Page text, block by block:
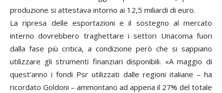
produzione si attestava intorno ai 12,5 miliardi di euro.
La ripresa delle esportazioni e il sostegno al mercato
interno dovrebbero traghettare i settori Unacoma fuori
dalla fase più critica, a condizione però che si sappiano
utilizzare gli strumenti finanziari disponibili. «A maggio di
quest’anno i fondi Psr utilizzati dalle regioni italiane – ha
ricordato Goldoni – ammontano ad appena il 27% del totale